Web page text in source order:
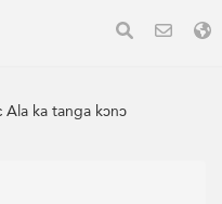
ka tanga kɔnɔ